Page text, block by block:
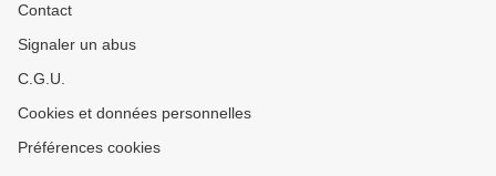
Contact
Signaler un abus
C.G.U.
Cookies et données personnelles
Préférences cookies